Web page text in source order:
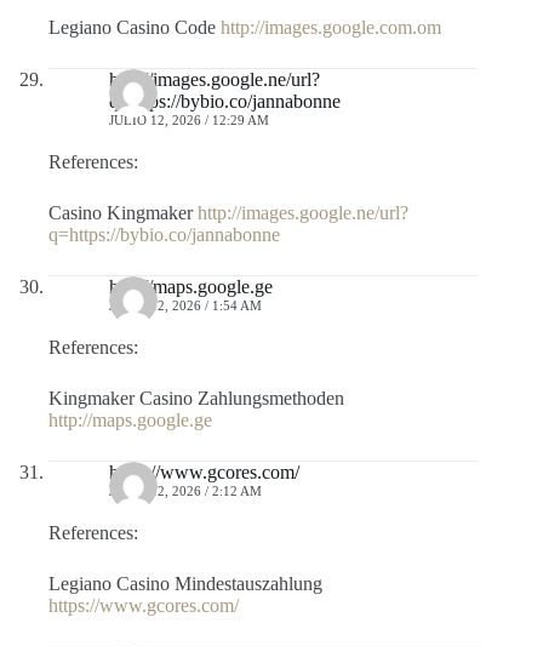
Legiano Casino Code http://images.google.com.om
http://images.google.ne/url?
q=https://bybio.co/jannabonne
JULIO 12, 2026 / 12:29 AM
References:
Casino Kingmakerhttp://images.google.ne/url?
q=https://bybio.co/jannabonne
http://maps.google.ge
JULIO 12, 2026 / 1:54 AM
References:
Kingmaker Casino Zahlungsmethoden
http://maps.google.ge
https://www.gcores.com/
JULIO 12, 2026 / 2:12 AM
References:
Legiano Casino Mindestauszahlung
https://www.gcores.com/